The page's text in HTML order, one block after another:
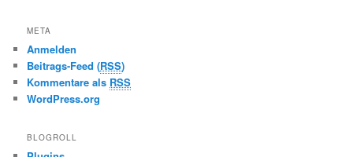
META
Anmelden
Beitrags-Feed (RSS)
Kommentare als RSS
WordPress.org
BLOGROLL